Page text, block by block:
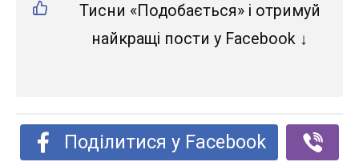
Тисни «Подобається» і отримуй
найкращі пости у Facebook ↓
Поділитися у Facebook